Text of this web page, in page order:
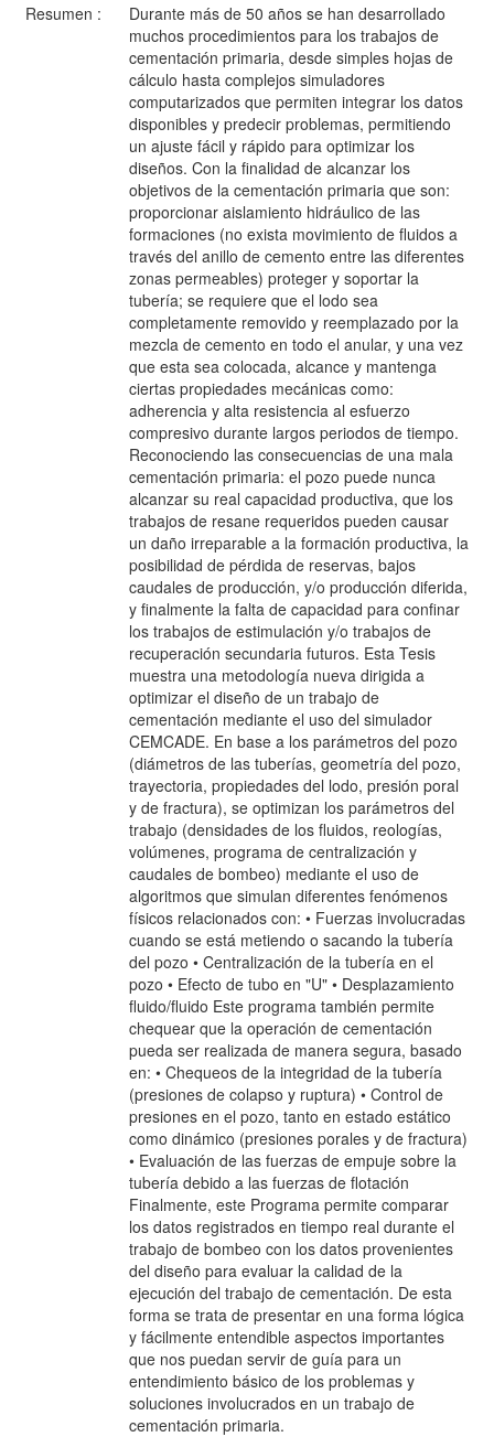
Resumen :
Durante más de 50 años se han desarrollado
muchos procedimientos para los trabajos de
cementación primaria, desde simples hojas de
cálculo hasta complejos simuladores
computarizados que permiten integrar los datos
disponibles y predecir problemas, permitiendo
un ajuste fácil y rápido para optimizar los
diseños. Con la finalidad de alcanzar los
objetivos de la cementación primaria que son:
proporcionar aislamiento hidráulico de las
formaciones (no exista movimiento de fluidos a
través del anillo de cemento entre las diferentes
zonas permeables) proteger y soportar la
tubería; se requiere que el lodo sea
completamente removido y reemplazado por la
mezcla de cemento en todo el anular, y una vez
que esta sea colocada, alcance y mantenga
ciertas propiedades mecánicas como:
adherencia y alta resistencia al esfuerzo
compresivo durante largos periodos de tiempo.
Reconociendo las consecuencias de una mala
cementación primaria: el pozo puede nunca
alcanzar su real capacidad productiva, que los
trabajos de resane requeridos pueden causar
un daño irreparable a la formación productiva, la
posibilidad de pérdida de reservas, bajos
caudales de producción, y/o producción diferida,
y finalmente la falta de capacidad para confinar
los trabajos de estimulación y/o trabajos de
recuperación secundaria futuros. Esta Tesis
muestra una metodología nueva dirigida a
optimizar el diseño de un trabajo de
cementación mediante el uso del simulador
CEMCADE. En base a los parámetros del pozo
(diámetros de las tuberías, geometría del pozo,
trayectoria, propiedades del lodo, presión poral
y de fractura), se optimizan los parámetros del
trabajo (densidades de los fluidos, reologías,
volúmenes, programa de centralización y
caudales de bombeo) mediante el uso de
algoritmos que simulan diferentes fenómenos
físicos relacionados con: • Fuerzas involucradas
cuando se está metiendo o sacando la tubería
del pozo • Centralización de la tubería en el
pozo • Efecto de tubo en "U" • Desplazamiento
fluido/fluido Este programa también permite
chequear que la operación de cementación
pueda ser realizada de manera segura, basado
en: • Chequeos de la integridad de la tubería
(presiones de colapso y ruptura) • Control de
presiones en el pozo, tanto en estado estático
como dinámico (presiones porales y de fractura)
• Evaluación de las fuerzas de empuje sobre la
tubería debido a las fuerzas de flotación
Finalmente, este Programa permite comparar
los datos registrados en tiempo real durante el
trabajo de bombeo con los datos provenientes
del diseño para evaluar la calidad de la
ejecución del trabajo de cementación. De esta
forma se trata de presentar en una forma lógica
y fácilmente entendible aspectos importantes
que nos puedan servir de guía para un
entendimiento básico de los problemas y
soluciones involucrados en un trabajo de
cementación primaria.